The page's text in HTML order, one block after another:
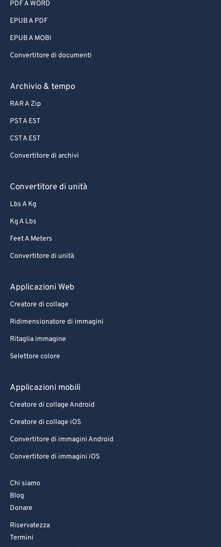
PDF A WORD
EPUB A PDF
EPUB A MOBI
Convertitore di documenti
Archivio & tempo
RAR A Zip
PST A EST
CST A EST
Convertitore di archivi
Convertitore di unità
Lbs A Kg
Kg A Lbs
Feet A Meters
Convertitore di unità
Applicazioni Web
Creatore di collage
Ridimensionatore di immagini
Ritaglia immagine
Selettore colore
Applicazioni mobili
Creatore di collage Android
Creatore di collage iOS
Convertitore di immagini Android
Convertitore di immagini iOS
Chi siamo
Blog
Donare
Riservatezza
Termini